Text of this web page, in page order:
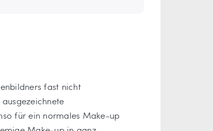
fast nicht
für ein normales Make-up